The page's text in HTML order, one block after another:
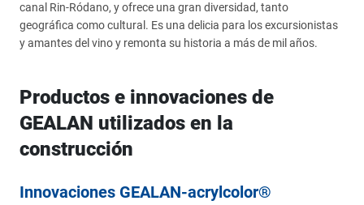
canal Rin-Ródano, y ofrece una gran diversidad, tanto
geográfica como cultural. Es una delicia para los excursionistas
y amantes del vino y remonta su historia a más de mil años.
Productos e innovaciones de
GEALAN utilizados en la
construcción
Innovaciones GEALAN-acrylcolor®